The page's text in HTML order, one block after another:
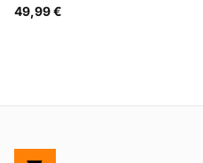
49,99 €